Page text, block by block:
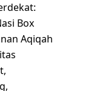
Box
Aqiqah